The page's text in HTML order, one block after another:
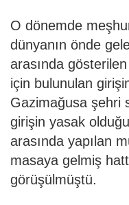
O dönemde
dünyanın önde
arasında gösterilen
için bulunulan
Gazimağusa şehri
girişin yasak
arasında yapılan
masaya gelmiş
görüşülmüştü.